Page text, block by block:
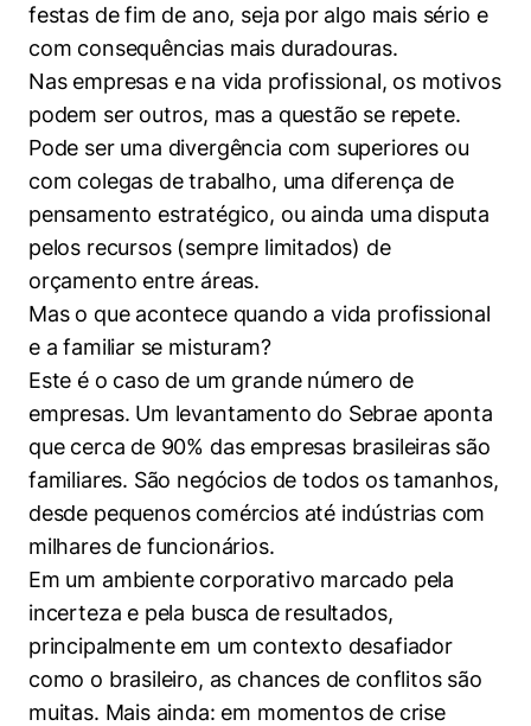
Negócios
Políticas Públicas
Sustentabilidade
Tecnologia e Dados
festas de fim de ano, seja por algo mais sério e
com consequências mais duradouras.
Nas empresas e na vida profissional, os motivos
podem ser outros, mas a questão se repete.
Pode ser uma divergência com superiores ou
com colegas de trabalho, uma diferença de
pensamento estratégico, ou ainda uma disputa
pelos recursos (sempre limitados) de
orçamento entre áreas.
Mas o que acontece quando a vida profissional
e a familiar se misturam?
Este é o caso de um grande número de
empresas. Um levantamento do Sebrae aponta
que cerca de 90% das empresas brasileiras são
familiares. São negócios de todos os tamanhos,
desde pequenos comércios até indústrias com
milhares de funcionários.
Em um ambiente corporativo marcado pela
incerteza e pela busca de resultados,
principalmente em um contexto desafiador
como o brasileiro, as chances de conflitos são
muitas. Mais ainda: em momentos de crise